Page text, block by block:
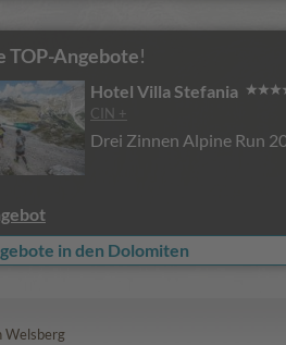
TOP-Angebote!
Hotel Villa Stefania
CIN +
Drei Zinnen Alpine Run
in den Dolomiten
Welsberg